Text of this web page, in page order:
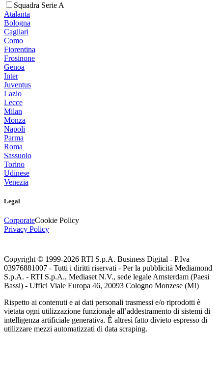
Squadra Serie A
Atalanta
Bologna
Cagliari
Como
Fiorentina
Frosinone
Genoa
Inter
Juventus
Lazio
Lecce
Milan
Monza
Napoli
Parma
Roma
Sassuolo
Torino
Udinese
Venezia
Legal
CorporateCookie Policy
Privacy Policy
Copyright © 1999-2026 RTI S.p.A. Business Digital - P.Iva
03976881007 - Tutti i diritti riservati - Per la pubblicità Mediamond
S.p.A. - RTI S.p.A., Mediaset N.V., sede legale Amsterdam (Paesi
Bassi) - Uffici Viale Europa 46, 20093 Cologno Monzese (MI)
Rispetto ai contenuti e ai dati personali trasmessi e/o riprodotti è
vietata ogni utilizzazione funzionale all’addestramento di sistemi di
intelligenza artificiale generativa. È altresì fatto divieto espresso di
utilizzare mezzi automatizzati di data scraping.